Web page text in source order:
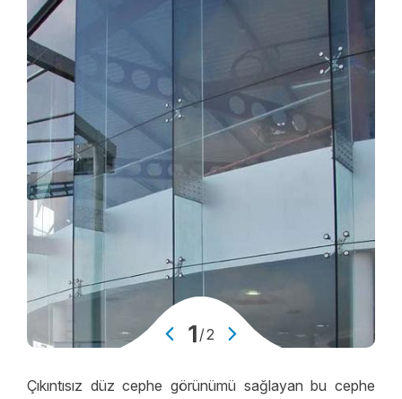
Güvenlik Özellikli Cam
Emniyet Özellikli Cam
Çıkıntısız düz cephe görünümü sağlayan bu cephe
1 /2